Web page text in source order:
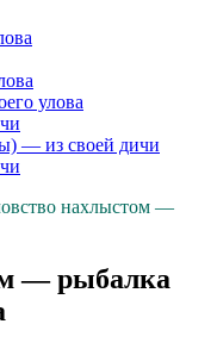
улова
— из своей дичи
нахлыстом —
— рыбалка